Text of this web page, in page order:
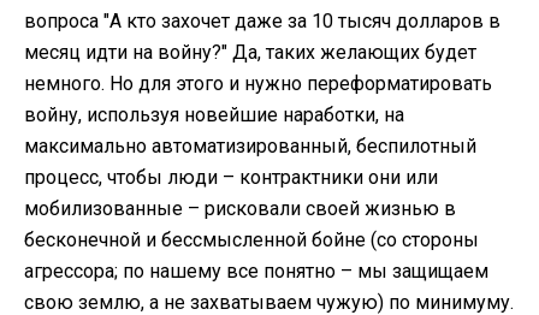
вопроса "А кто захочет даже за 10 тысяч долларов в
месяц идти на войну?" Да, таких желающих будет
немного. Но для этого и нужно переформатировать
войну, используя новейшие наработки, на
максимально автоматизированный, беспилотный
процесс, чтобы люди – контрактники они или
мобилизованные – рисковали своей жизнью в
бесконечной и бессмысленной бойне (со стороны
агрессора; по нашему все понятно – мы защищаем
свою землю, а не захватываем чужую) по минимуму.